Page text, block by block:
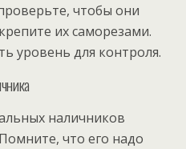
чтобы они
их саморезами.
уровень для контроля.
наличников
что его надо